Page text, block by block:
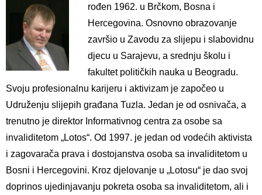
rođen 1962. u Brčkom, Bosna i
Hercegovina. Osnovno obrazovanje
završio u Zavodu za slijepu i slabovidnu
djecu u Sarajevu, a srednju školu i
fakultet političkih nauka u Beogradu.
Svoju profesionalnu karijeru i aktivizam je započeo u
Udruženju slijepih građana Tuzla. Jedan je od osnivača, a
trenutno je direktor Informativnog centra za osobe sa
invaliditetom „Lotos“. Od 1997. je jedan od vodećih aktivista
i zagovarača prava i dostojanstva osoba sa invaliditetom u
Bosni i Hercegovini. Kroz djelovanje u „Lotosu“ je dao svoj
doprinos ujedinjavanju pokreta osoba sa invaliditetom, ali i